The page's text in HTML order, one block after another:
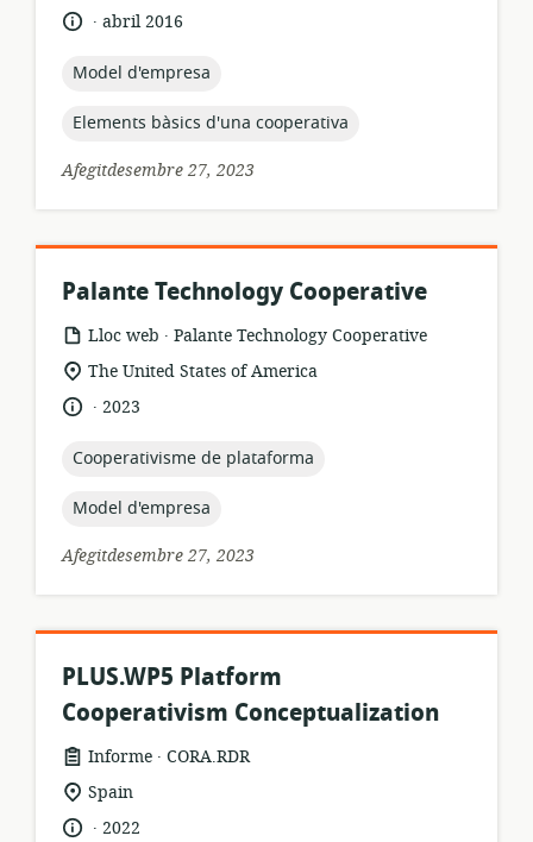
idioma:
.
data
publicació:
abril 2016
topic:
Model d'empresa
topic:
Elements bàsics d'una cooperativa
Afegitdesembre 27, 2023
Palante Technology Cooperative
format
dels
recursos:
Lloc web .
publicador:
Palante Technology Cooperative
ubicació
rellevant:
The United States of America
idioma:
.
data
publicació:
2023
topic:
Cooperativisme de plataforma
topic:
Model d'empresa
Afegitdesembre 27, 2023
PLUS.WP5 Platform
Cooperativism Conceptualization
format
dels
recursos:
Informe .
publicador:
CORA.RDR
ubicació
rellevant:
Spain
idioma:
.
data2022